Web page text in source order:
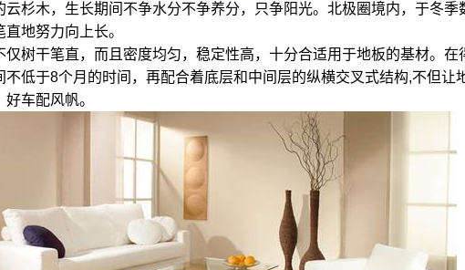
杉木，生长期间不争水分不争养分，只争阳光。北极圈境内，于冬
地努力向上长。
树干笔直，而且密度均匀，稳定性高，十分合适用于地板的基材。
低于8个月的时间，再配合着底层和中间层的纵横交叉式结构,不但让
车配风帆。